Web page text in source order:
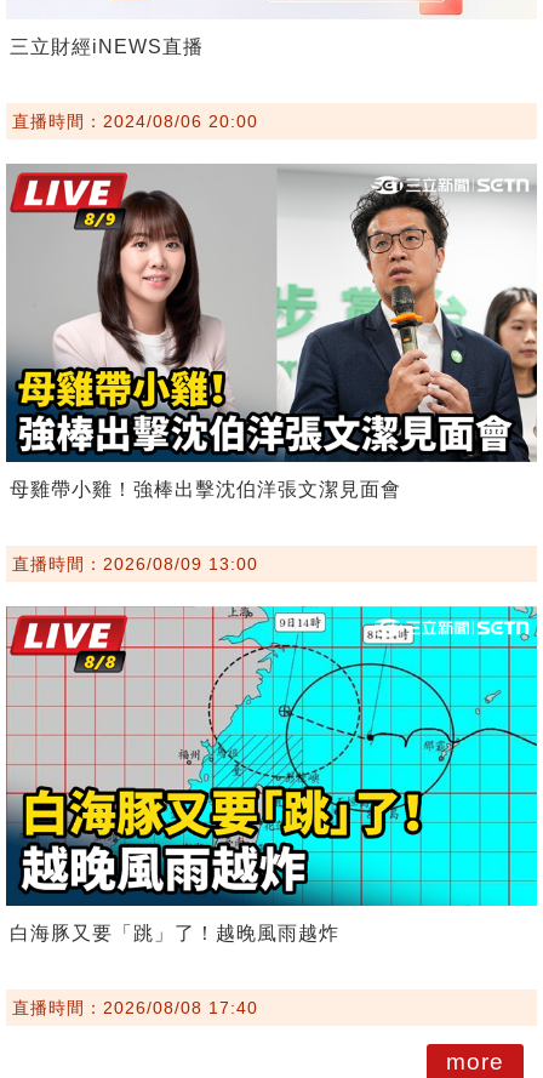
三立財經iNEWS直播
直播時間：2024/08/06 20:00
母雞帶小雞！強棒出擊沈伯洋張文潔見面會
直播時間：2026/08/09 13:00
白海豚又要「跳」了！越晚風雨越炸
直播時間：2026/08/08 17:40
more